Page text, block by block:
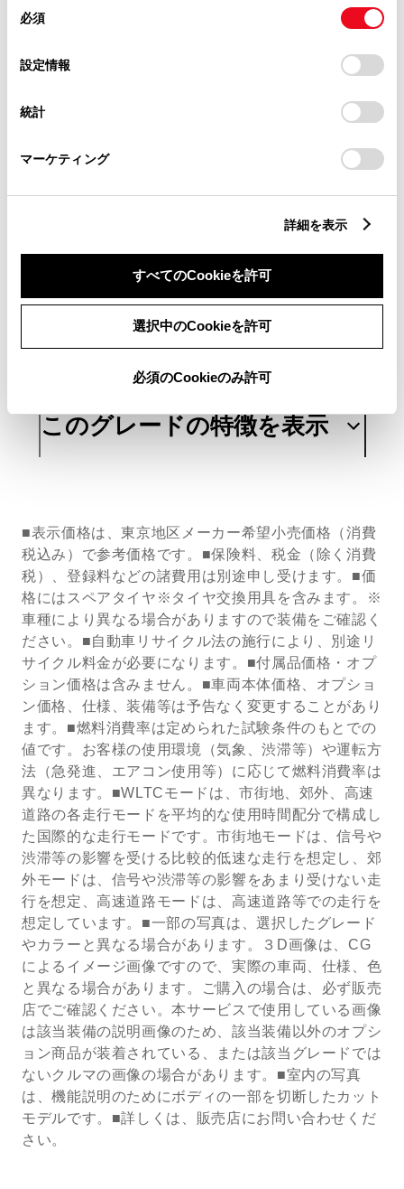
デバイスにすべてのCookie(クッキー)が保存されることに同
意したことになります。Cookie(クッキー)のオプトアウト、
設定の変更、同意を撤回したりするにあたっては、当社の
「Cookie（クッキー）情報の取り扱いについて
」をご覧くだ
必須
設定情報
統計
マーケティング
詳細を表示
すべてのCookieを許可
選択中のCookieを許可
必須のCookieのみ許可
4,980,800
このグレードの特徴を表示
■表示価格は、東京地区メーカー希望小売価格（消費
税込み）で参考価格です。■保険料、税金（除く消費
税）、登録料などの諸費用は別途申し受けます。■価
格にはスペアタイヤ※タイヤ交換用具を含みます。※
車種により異なる場合がありますので装備をご確認く
ださい。■自動車リサイクル法の施行により、別途リ
サイクル料金が必要になります。■付属品価格・オプ
ション価格は含みません。■車両本体価格、オプショ
ン価格、仕様、装備等は予告なく変更することがあり
ます。■燃料消費率は定められた試験条件のもとでの
値です。お客様の使用環境（気象、渋滞等）や運転方
法（急発進、エアコン使用等）に応じて燃料消費率は
異なります。■WLTCモードは、市街地、郊外、高速
道路の各走行モードを平均的な使用時間配分で構成し
た国際的な走行モードです。市街地モードは、信号や
渋滞等の影響を受ける比較的低速な走行を想定し、郊
外モードは、信号や渋滞等の影響をあまり受けない走
行を想定、高速道路モードは、高速道路等での走行を
想定しています。■一部の写真は、選択したグレード
やカラーと異なる場合があります。３D画像は、CG
によるイメージ画像ですので、実際の車両、仕様、色
と異なる場合があります。ご購入の場合は、必ず販売
店でご確認ください。本サービスで使用している画像
は該当装備の説明画像のため、該当装備以外のオプシ
ョン商品が装着されている、または該当グレードでは
ないクルマの画像の場合があります。■室内の写真
は、機能説明のためにボディの一部を切断したカット
モデルです。■詳しくは、販売店にお問い合わせくだ
さい。